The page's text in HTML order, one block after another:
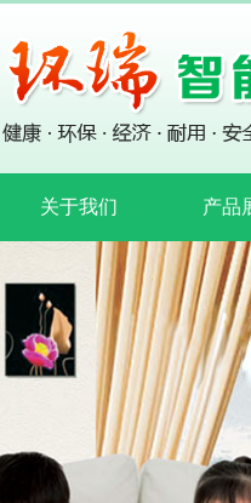
关于我们 产品